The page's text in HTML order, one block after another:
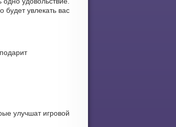
увлекать вас
улучшат игровой